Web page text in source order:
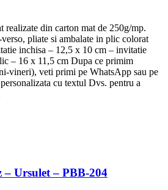
realizate din carton mat de 250g/mp.
pliate si ambalate in plic colorat
inchisa – 12,5 x 10 cm – invitatie
– 16 x 11,5 cm Dupa ce primim
vineri), veti primi pe WhatsApp sau pe
cu textul Dvs. pentru a
Ursulet – PBB-204